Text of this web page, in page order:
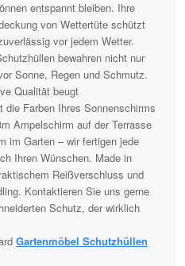
entspannt bleiben. Ihre
von Wettertüte schützt
vor jedem Wetter.
bewahren nicht nur
Sonne, Regen und Schmutz.
Qualität beugt
Farben Ihres Sonnenschirms
Ampelschirm auf der Terrasse
im Garten – wir fertigen jede
Ihren Wünschen. Made in
Reißverschluss und
Kontaktieren Sie uns gerne
Schutz, der wirklich
Gartenmöbel Schutzhüllen